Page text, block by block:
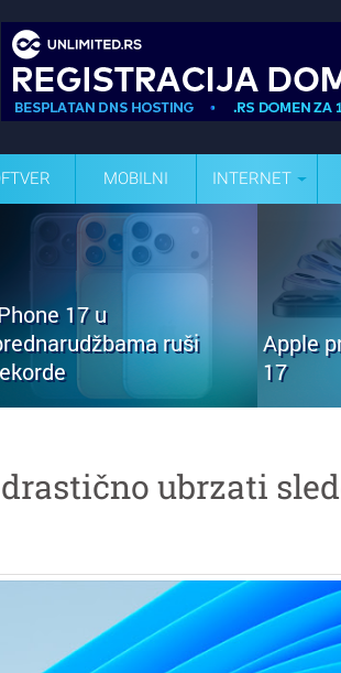
MOBILNI INTERNET
17 u
ruši
Apple
17
drastično ubrzati